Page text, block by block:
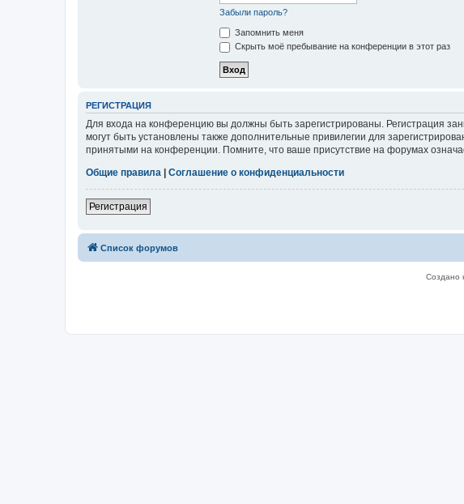
Забыли пароль?
Запомнить меня
Скрыть моё пребывание на конференции в этот раз
РЕГИСТРАЦИЯ
Для входа на конференцию вы должны быть зарегистрированы. Регистрация
могут быть установлены также дополнительные привилегии для
принятыми на конференции. Помните, что ваше присутствие на форумах
Общие правила
Соглашение о конфиденциальности
Регистрация
Список форумов
Создано